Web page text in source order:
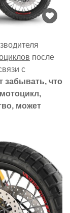
после
с
забывать, что
может